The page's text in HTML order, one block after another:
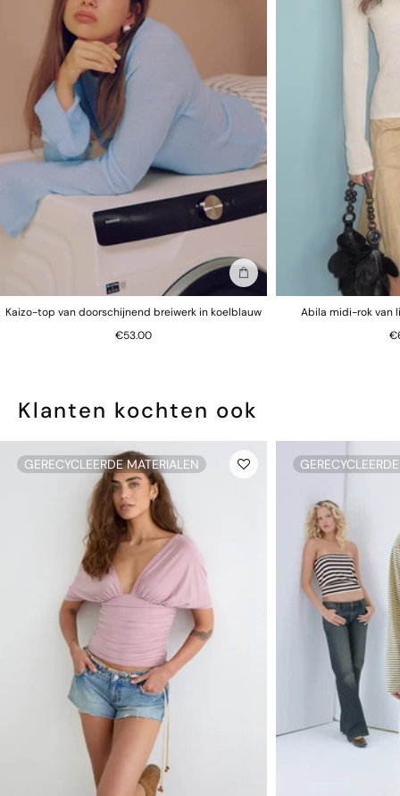
In winkelmand
Kaizo-top van doorschijnend breiwerk in koelblauw
€53.00
Abila midi-rok van
Klanten kochten ook
GERECYCLEERDE MATERIALEN